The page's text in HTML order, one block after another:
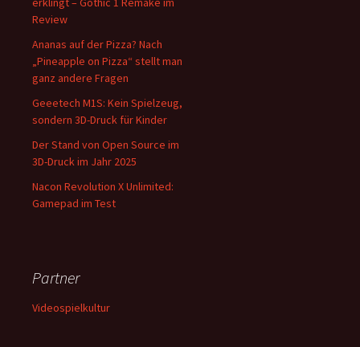
Review
Ananas auf der Pizza? Nach
„Pineapple on Pizza“ stellt man
ganz andere Fragen
Geeetech M1S: Kein Spielzeug,
sondern 3D-Druck für Kinder
Der Stand von Open Source im
3D-Druck im Jahr 2025
Nacon Revolution X Unlimited:
Gamepad im Test
Partner
Videospielkultur